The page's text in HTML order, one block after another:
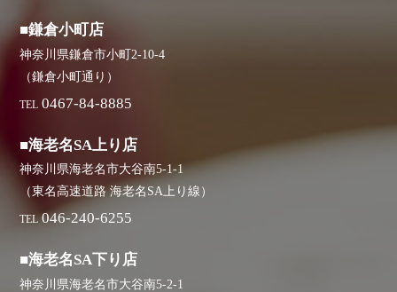
■鎌倉小町店
神奈川県鎌倉市小町2-10-4
（鎌倉小町通り）
TEL 0467-84-8885
■海老名SA上り店
神奈川県海老名市大谷南5-1-1
（東名高速道路 海老名SA上り線）
TEL 046-240-6255
■海老名SA下り店
神奈川県海老名市大谷南5-2-1